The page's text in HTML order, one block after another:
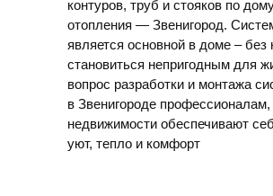
контуров, труб и стояков по
отопления — Звенигород.
является основной в доме –
становиться непригодным для
вопрос разработки и монтажа
в Звенигороде
недвижимости обеспечивают
уют, тепло и комфорт